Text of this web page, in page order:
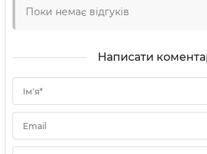
Поки немає відгуків
Написати
Ім'я*
Email